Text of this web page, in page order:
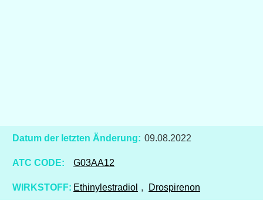
Datum der letzten Änderung: 09.08.2022
ATC CODE: G03AA12
WIRKSTOFF: Ethinylestradiol , Drospirenon